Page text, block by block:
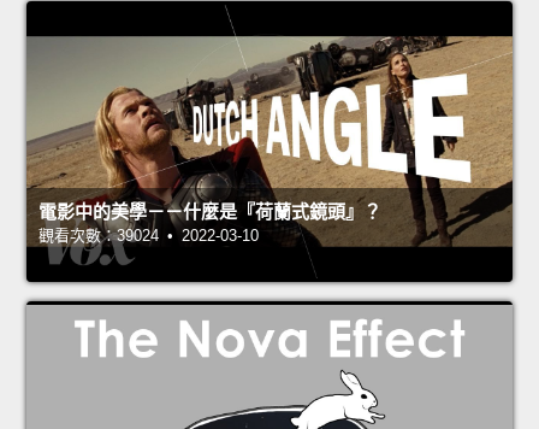
電影中的美學－－什麼是『荷蘭式鏡頭』？
觀看次數：39024 • 2022-03-10